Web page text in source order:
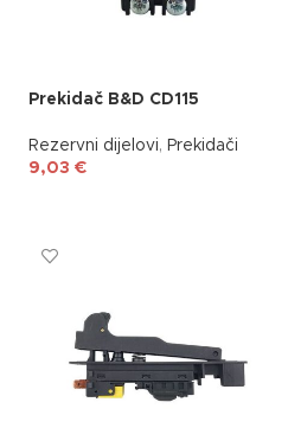
Prekidač B&D CD115
Rezervni dijelovi, Prekidači
9,03 €